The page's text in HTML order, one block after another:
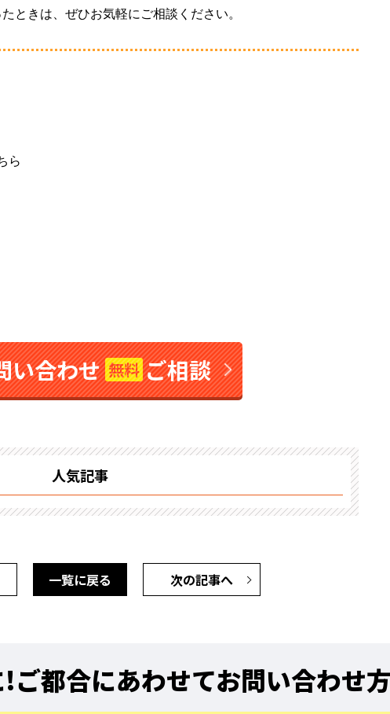
ときは、ぜひお気軽にご相談ください。
ら
い合わせ無料 ご相談
人気記事
次の記事へ
一覧に戻る
!ご都合にあわせてお問い合わせ